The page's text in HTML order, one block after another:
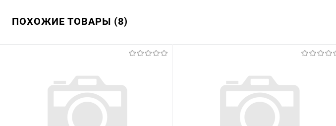
ПОХОЖИЕ ТОВАРЫ (8)